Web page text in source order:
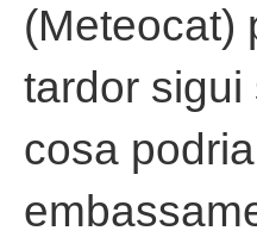
(Meteocat)
tardor sigui
cosa